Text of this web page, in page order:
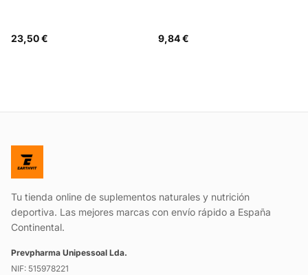
23,50 € 9,84 €
Tu tienda online de suplementos naturales y nutrición
deportiva. Las mejores marcas con envío rápido a España
Continental.
Prevpharma Unipessoal Lda.
NIF: 515978221